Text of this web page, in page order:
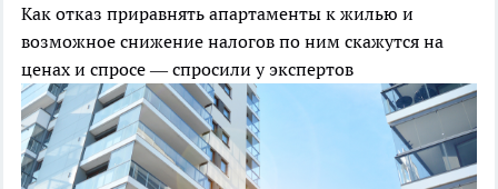
Как отказ приравнять апартаменты к жилью и
возможное снижение налогов по ним скажутся на
ценах и спросе — спросили у экспертов